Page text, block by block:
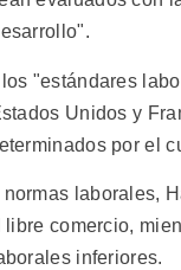
"estándares
Unidos y
por el
normas laborales,
comercio,
inferiores.